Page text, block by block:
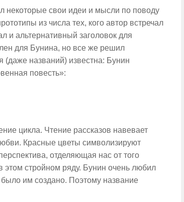
некоторые свои идеи и мысли по поводу
из числа тех, кого автор встречал
и альтернативный заголовок для
для Бунина, но все же решил
(даже названий) известна: Бунин
повесть»:
цикла. Чтение рассказов навевает
Красные цветы символизируют
отделяющая нас от того
стройном ряду. Бунин очень любил
было им создано. Поэтому название